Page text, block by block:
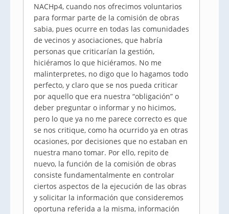
NACHp4, cuando nos ofrecimos voluntarios
para formar parte de la comisión de obras
sabia, pues ocurre en todas las comunidades
de vecinos y asociaciones, que habría
personas que criticarían la gestión,
hiciéramos lo que hiciéramos. No me
malinterpretes, no digo que lo hagamos todo
perfecto, y claro que se nos pueda criticar
por aquello que era nuestra “obligación” o
deber preguntar o informar y no hicimos,
pero lo que ya no me parece correcto es que
se nos critique, como ha ocurrido ya en otras
ocasiones, por decisiones que no estaban en
nuestra mano tomar. Por ello, repito de
nuevo, la función de la comisión de obras
consiste fundamentalmente en controlar
ciertos aspectos de la ejecución de las obras
y solicitar la información que consideremos
oportuna referida a la misma, información